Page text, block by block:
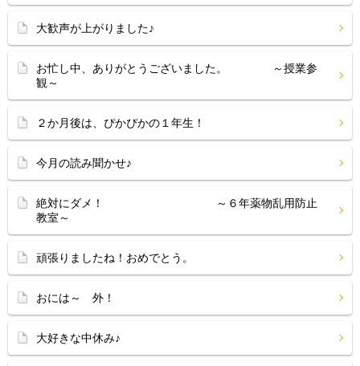
大歓声が上がりました♪
お忙し中、ありがとうございました。 ～授業参
観～
２か月後は、ぴかぴかの１年生！
今月の読み聞かせ♪
絶対にダメ！ ～６年薬物乱用防止
教室～
頑張りましたね！おめでとう。
おには～ 外！
大好きな中休み♪